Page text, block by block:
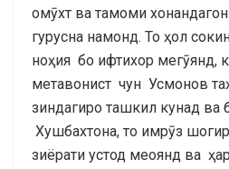
омӯхт ва тамоми
гурусна намонд. То ҳол
ноҳия бо ифтихор мегӯянд,
метавонист чун Усмонов
зиндагиро ташкил кунад ва
Хушбахтона, то имрӯз
зиёрати устод меоянд ва